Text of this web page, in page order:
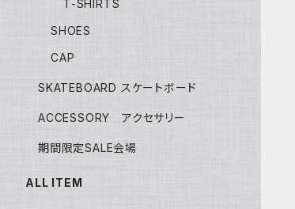
T-SHIRTS
SHOES
CAP
SKATEBOARD スケートボード
ACCESSORY アクセサリー
期間限定SALE会場
ALL ITEM